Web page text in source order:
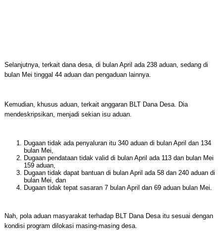
Selanjutnya, terkait dana desa, di bulan April ada 238 aduan, sedang di
bulan Mei tinggal 44 aduan dan pengaduan lainnya.
Kemudian, khusus aduan, terkait anggaran BLT Dana Desa. Dia
mendeskripsikan, menjadi sekian isu aduan.
Dugaan tidak ada penyaluran itu 340 aduan di bulan April dan 134
bulan Mei,
Dugaan pendataan tidak valid di bulan April ada 113 dan bulan Mei
159 aduan,
Dugaan tidak dapat bantuan di bulan April ada 58 dan 240 aduan di
bulan Mei, dan
Dugaan tidak tepat sasaran 7 bulan April dan 69 aduan bulan Mei.
Nah, pola aduan masyarakat terhadap BLT Dana Desa itu sesuai dengan
kondisi program dilokasi masing-masing desa.